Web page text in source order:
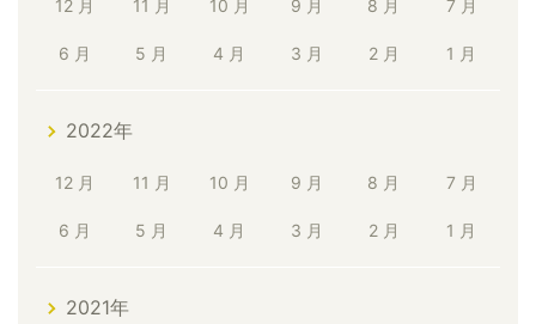
12 月 11 月 10 月 9 月 8 月 7 月
6 月 5 月 4 月 3 月 2 月 1 月
2022年
12 月 11 月 10 月 9 月 8 月 7 月
6 月 5 月 4 月 3 月 2 月 1 月
2021年